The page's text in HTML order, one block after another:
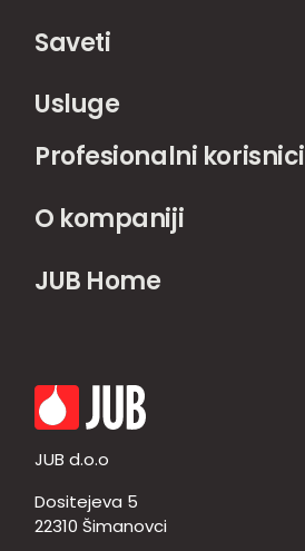
Saveti
Usluge
Profesionalni korisnici
O kompaniji
JUB Home
JUB d.o.o
Dositejeva 5
22310 Šimanovci